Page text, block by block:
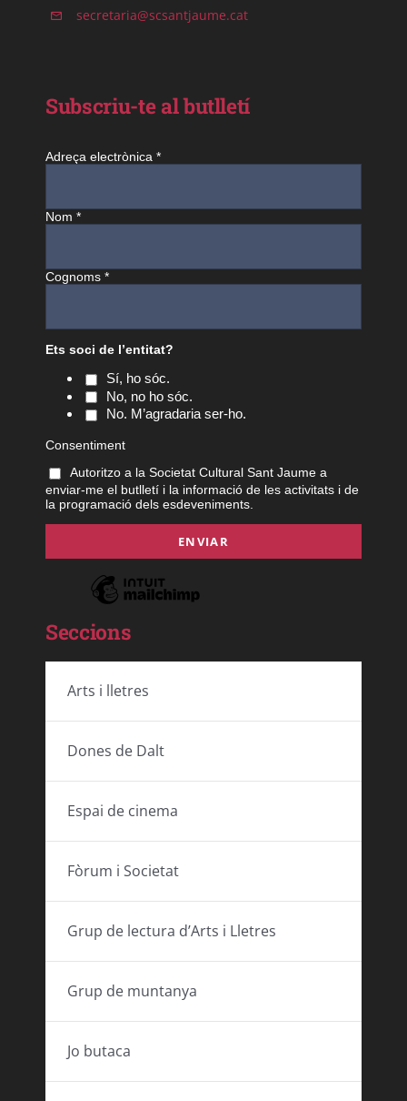
secretaria@scsantjaume.cat
Subscriu-te al butlletí
Adreça electrònica *
Nom *
Cognoms *
Ets soci de l’entitat?
Sí, ho sóc.
No, no ho sóc.
No. M’agradaria ser-ho.
Consentiment
Autoritzo a la Societat Cultural Sant Jaume a
enviar-me el butlletí i la informació de les activitats i de
la programació dels esdeveniments.
Seccions
Arts i lletres
Dones de Dalt
Espai de cinema
Fòrum i Societat
Grup de lectura d’Arts i Lletres
Grup de muntanya
Jo butaca